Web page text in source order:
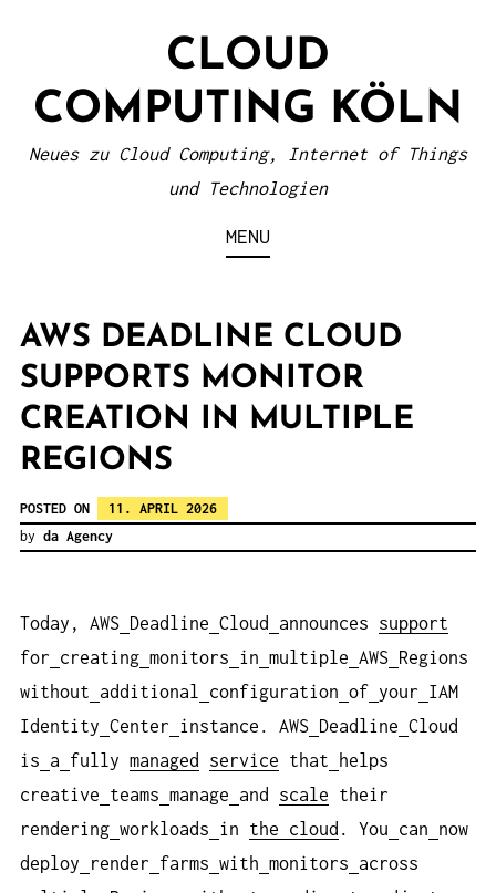
CLOUD
COMPUTING KÖLN
Neues zu Cloud Computing, Internet of Things
und Technologien
MENU
AWS DEADLINE CLOUD
SUPPORTS MONITOR
CREATION IN MULTIPLE
REGIONS
POSTED ON
11. APRIL 2026
by da Agency
Today, AWS Deadline Cloud announces support
for
creating monitors in multiple AWS Regions
without
additional configuration of your
IAM
Identity Center instance. AWS Deadline Cloud
is
a fully managed service that
helps
creative
teams manage and scale their
rendering workloads in the cloud . You can
now
deploy
render farms with monitors
across